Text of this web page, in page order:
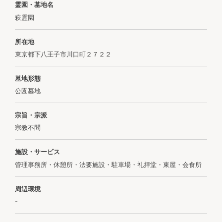
霊園・墓地名
萩霊園
所在地
東京都下八王子市川口町２７２２
墓地形態
公園墓地
宗旨・宗派
宗教不問
施設・サービス
管理事務所・休憩所・法要施設・駐車場・礼拝堂・東屋・会食所
周辺環境
-